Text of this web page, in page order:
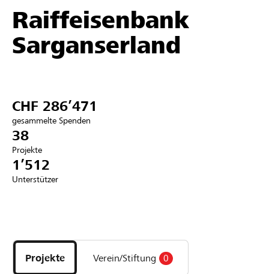
Unterstützen
Hilfe & Support
Anmelden
DE FR IT
Raiffeisenbank
Sarganserland
CHF 286’471
gesammelte Spenden
38
Projekte
1’512
Unterstützer
Projekte
und
Organisationen
Projekte Verein/Stiftung 0